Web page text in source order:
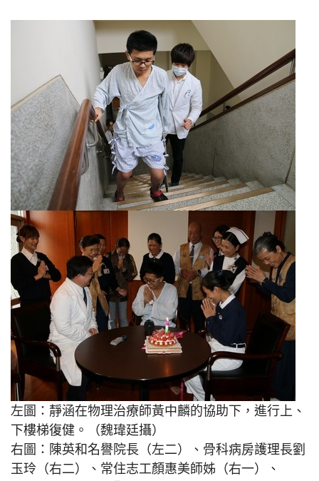
左圖：靜涵在物理治療師黃中麟的協助下，進行上、
下樓梯復健。（魏瑋廷攝）
右圖：陳英和名譽院長（左二）、骨科病房護理長劉
玉玲（右二）、常住志工顏惠美師姊（右一）、